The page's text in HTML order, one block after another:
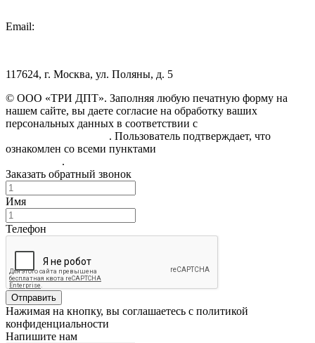
Email:
117624, г. Москва, ул. Поляны, д. 5
© ООО «ТРИ ДПТ». Заполняя любую печатную форму на
нашем сайте, вы даете согласие на обработку ваших
персональных данных в соответствии с
. Пользователь подтверждает, что
ознакомлен со всеми пунктами
.
Заказать обратный звонок
Имя
Телефон
Отправить
Нажимая на кнопку, вы соглашаетесь с политикой
конфиденциальности
Напишите нам